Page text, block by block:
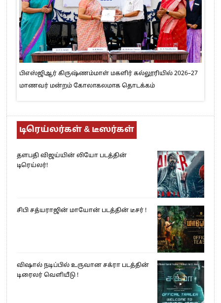
பிஎஸ்ஜிஆர் கிருஷ்ணம்மாள் மகளிர் கல்லூரியில் 2026–27
மாணவர் மன்றம் கோலாகலமாக தொடக்கம்
டிரெய்லர்கள் & டீஸர்கள்
தளபதி விஜய்யின் லியோ படத்தின்
டிரெய்லர்!
சிபி சத்யராஜின் மாயோன் படத்தின் டீசர் !
விஷால் நடிப்பில் உருவான சக்ரா படத்தின்
டிரைலர் வெளியீடு !